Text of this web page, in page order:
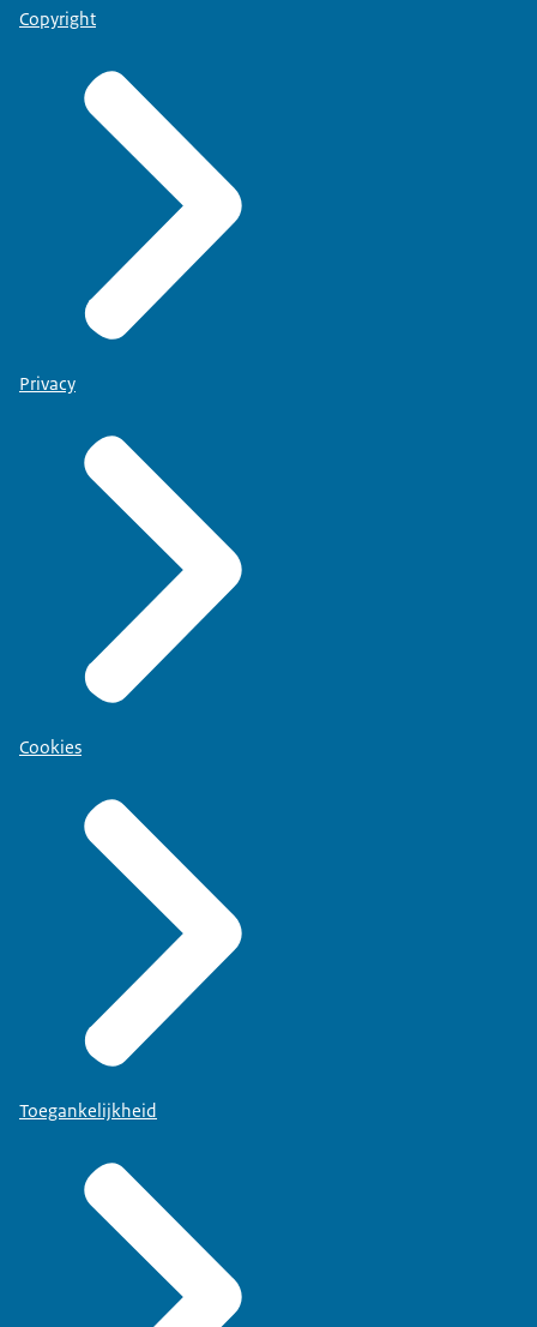
Copyright
Privacy
Cookies
Toegankelijkheid